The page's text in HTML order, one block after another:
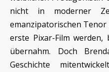
nicht in moderner
emanzipatorischen Tenor
erste Pixar-Film werden,
übernahm. Doch
Geschichte